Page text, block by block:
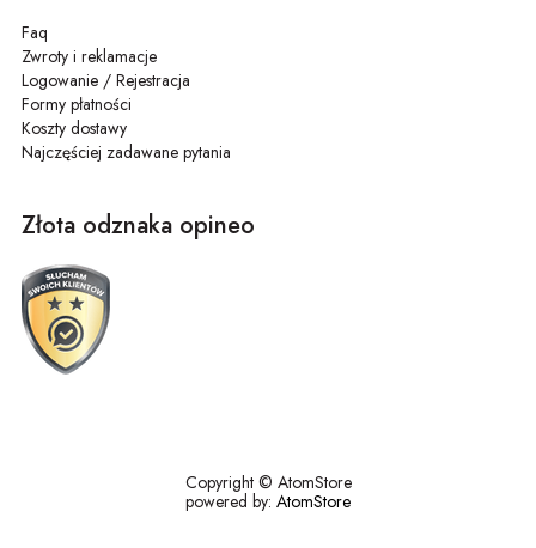
Faq
Zwroty i reklamacje
Logowanie / Rejestracja
Formy płatności
Koszty dostawy
Najczęściej zadawane pytania
Złota odznaka opineo
Copyright © AtomStore
powered by: AtomStore